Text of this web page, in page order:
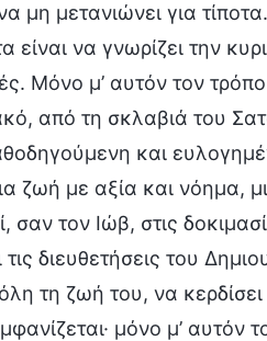
μη μετανιώνει για
είναι να γνωρίζει την
Μόνο μ’ αυτόν τον
από τη σκλαβιά του
και
ζωή με αξία και νόημα,
σαν τον Ιώβ, στις
διευθετήσεις του
τη ζωή του, να
μόνο μ’ αυτόν